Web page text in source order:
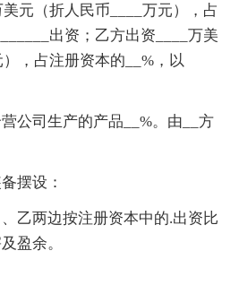
元（折人民币____万元），占
出资；乙方出资____万美
，占注册资本的__%，以
司生产的产品__%。由__方
摆设：
两边按注册资本中的.出资比
盈余。